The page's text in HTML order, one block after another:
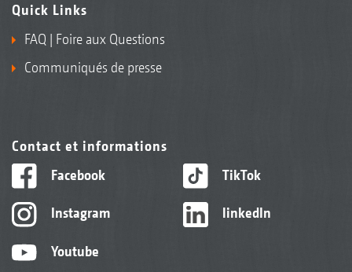
Quick Links
FAQ | Foire aux Questions
Communiqués de presse
Contact et informations
Facebook
Instagram
Youtube
TikTok
linkedIn